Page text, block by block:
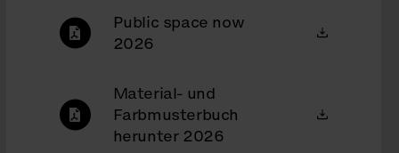
Public space now
2026
Material- und
Farbmusterbuch
herunter 2026